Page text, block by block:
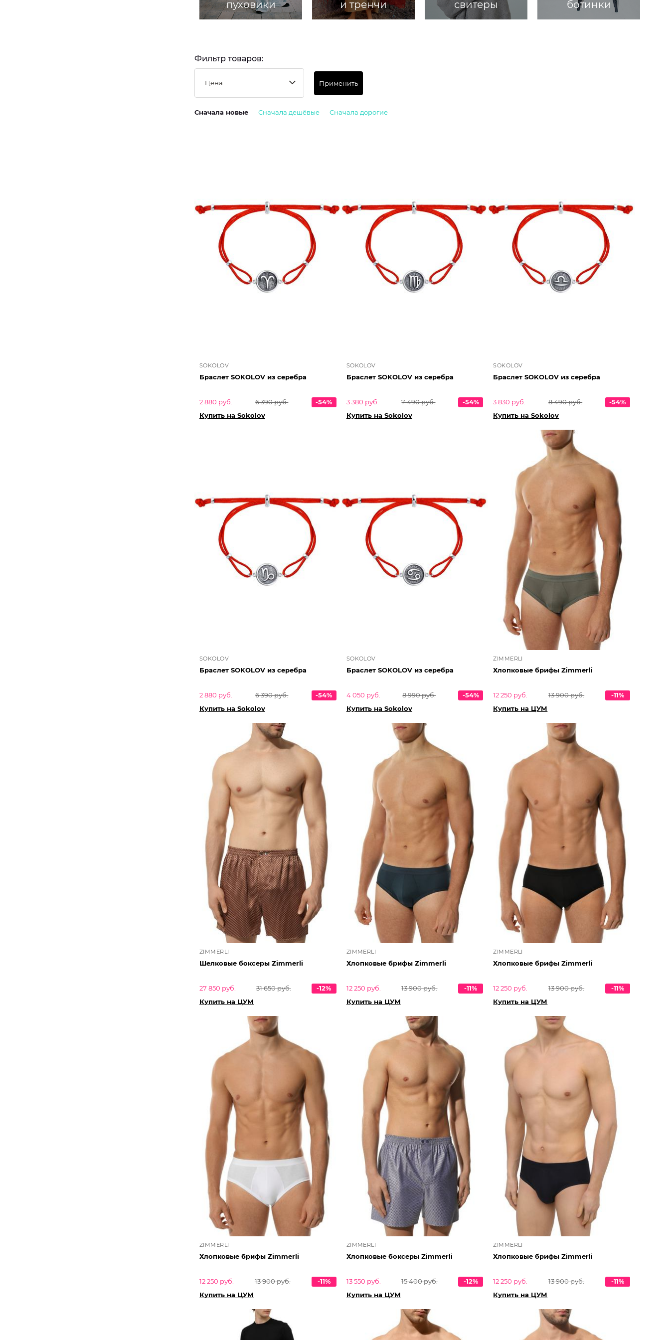
пуховики и тренчи свитеры ботинки
Фильтр товаров:
Цена Применить
Сначала новые Сначала дешёвые Сначала дорогие
SOKOLOV
Браслет SOKOLOV из серебра
2 880 руб. 6 390 руб.
-54%
Купить на Sokolov
SOKOLOV
Браслет SOKOLOV из серебра
3 380 руб. 7 490 руб.
-54%
Купить на Sokolov
SOKOLOV
Браслет SOKOLOV из серебра
3 830 руб. 8 490 руб.
-54%
Купить на Sokolov
SOKOLOV
Браслет SOKOLOV из серебра
2 880 руб. 6 390 руб.
-54%
Купить на Sokolov
SOKOLOV
Браслет SOKOLOV из серебра
4 050 руб. 8 990 руб.
-54%
Купить на Sokolov
ZIMMERLI
Хлопковые брифы Zimmerli
12 250 руб. 13 900 руб.
-11%
Купить на ЦУМ
ZIMMERLI
Шелковые боксеры Zimmerli
27 850 руб. 31 650 руб.
-12%
Купить на ЦУМ
ZIMMERLI
Хлопковые брифы Zimmerli
12 250 руб. 13 900 руб.
-11%
Купить на ЦУМ
ZIMMERLI
Хлопковые брифы Zimmerli
12 250 руб. 13 900 руб.
-11%
Купить на ЦУМ
ZIMMERLI
Хлопковые брифы Zimmerli
12 250 руб. 13 900 руб.
-11%
Купить на ЦУМ
ZIMMERLI
Хлопковые боксеры Zimmerli
13 550 руб. 15 400 руб.
-12%
Купить на ЦУМ
ZIMMERLI
Хлопковые брифы Zimmerli
12 250 руб. 13 900 руб.
-11%
Купить на ЦУМ